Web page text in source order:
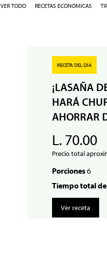
VER TODO RECETAS ECONÓMICAS
RECETA DEL DÍA
¡LASAÑA
HARÁ
AHORRAR
L. 70.00
Precio total
Porciones6
Tiempo total
Ver receta